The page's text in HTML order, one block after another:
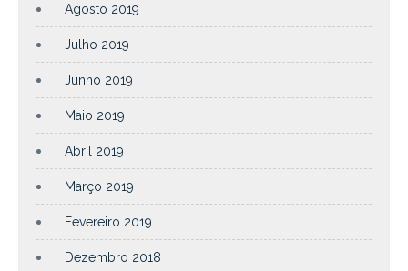
Agosto 2019
Julho 2019
Junho 2019
Maio 2019
Abril 2019
Março 2019
Fevereiro 2019
Dezembro 2018